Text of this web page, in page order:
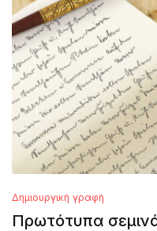
Δημιουργική γραφή
Πρωτότυπα